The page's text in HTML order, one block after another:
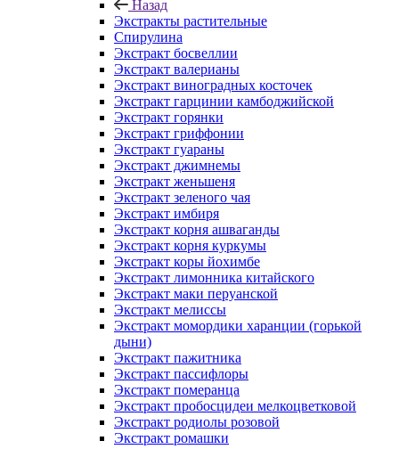
Назад
Экстракты растительные
Спирулина
Экстракт босвеллии
Экстракт валерианы
Экстракт виноградных косточек
Экстракт гарцинии камбоджийской
Экстракт горянки
Экстракт гриффонии
Экстракт гуараны
Экстракт джимнемы
Экстракт женьшеня
Экстракт зеленого чая
Экстракт имбиря
Экстракт корня ашваганды
Экстракт корня куркумы
Экстракт коры йохимбе
Экстракт лимонника китайского
Экстракт маки перуанской
Экстракт мелиссы
Экстракт момордики харанции (горькой
дыни)
Экстракт пажитника
Экстракт пассифлоры
Экстракт померанца
Экстракт пробосцидеи мелкоцветковой
Экстракт родиолы розовой
Экстракт ромашки